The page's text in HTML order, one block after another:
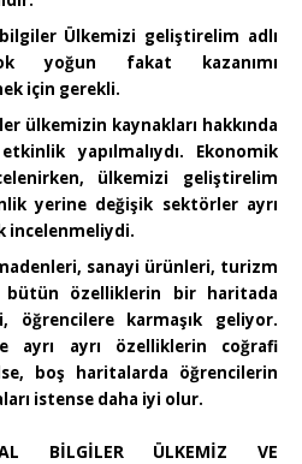
Ülkemizi geliştirelim adlı
yoğun fakat kazanımı
için gerekli.
ülkemizin kaynakları hakkında
yapılmalıydı. Ekonomik
ülkemizi geliştirelim
yerine değişik sektörler ayrı
incelenmeliydi.
sanayi ürünleri, turizm
özelliklerin bir haritada
öğrencilere karmaşık geliyor.
ayrı ayrı özelliklerin coğrafi
boş haritalarda öğrencilerin
istense daha iyi olur.
BİLGİLER ÜLKEMİZ VE